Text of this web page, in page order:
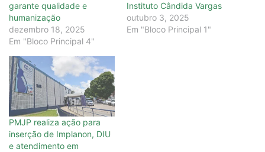
garante qualidade e
humanização
dezembro 18, 2025
Em "Bloco Principal 4"
Instituto Cândida Vargas
outubro 3, 2025
Em "Bloco Principal 1"
PMJP realiza ação para
inserção de Implanon, DIU
e atendimento em